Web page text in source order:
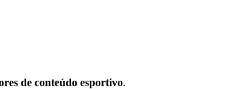
de conteúdo esportivo.